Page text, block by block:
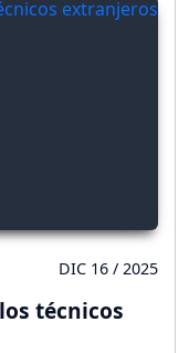
DIC 16 / 2025
técnicos